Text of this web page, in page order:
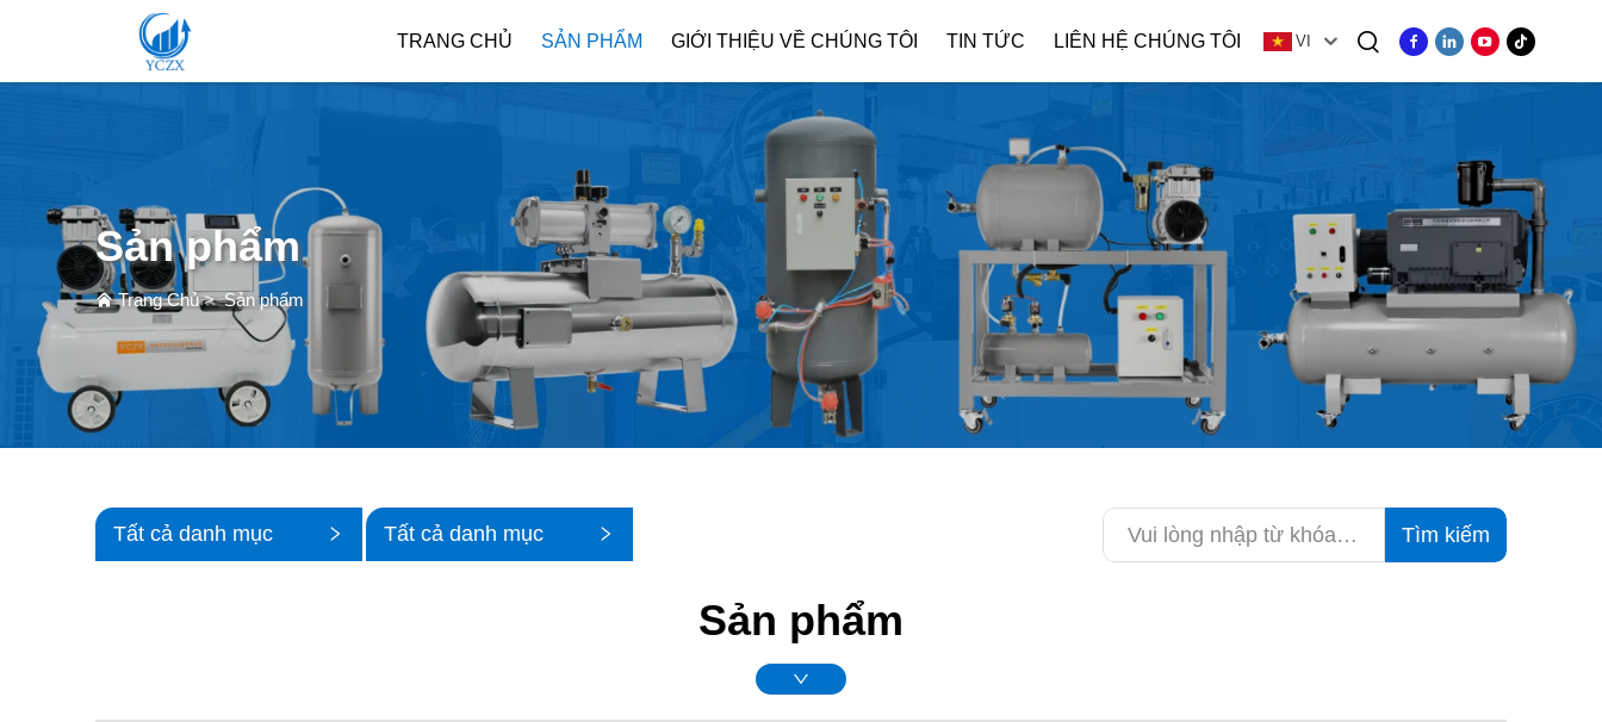
TRANG CHỦ SẢN PHẨM GIỚI THIỆU VỀ CHÚNG TÔI
Giới Thiệu Công Ty
TIN TỨC LIÊN HỆ CHÚNG TÔI VI
Sản phẩm
Trang Chủ>Sản phẩm
Tất cả danh mục Tất cả danh mục Tìm kiếm
Sản phẩm